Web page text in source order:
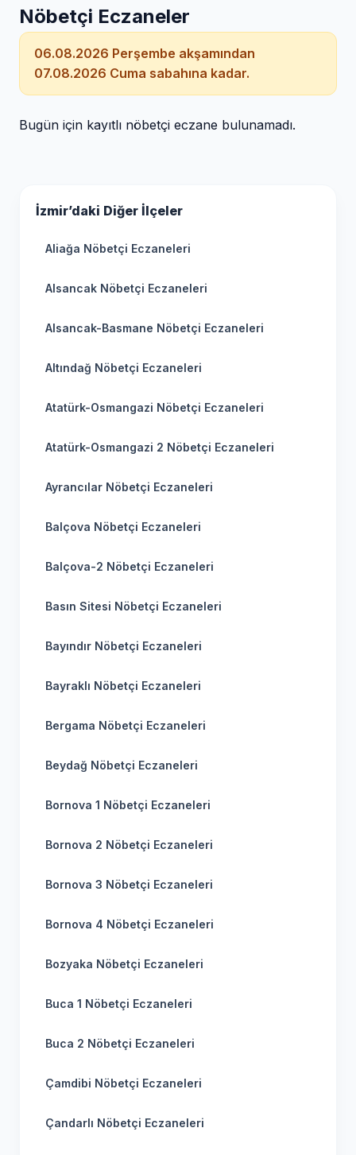
Nöbetçi Eczaneler
06.08.2026 Perşembe akşamından
07.08.2026 Cuma sabahına kadar.
Bugün için kayıtlı nöbetçi eczane bulunamadı.
İzmir’daki Diğer İlçeler
Aliağa Nöbetçi Eczaneleri
Alsancak Nöbetçi Eczaneleri
Alsancak-Basmane Nöbetçi Eczaneleri
Altındağ Nöbetçi Eczaneleri
Atatürk-Osmangazi Nöbetçi Eczaneleri
Atatürk-Osmangazi 2 Nöbetçi Eczaneleri
Ayrancılar Nöbetçi Eczaneleri
Balçova Nöbetçi Eczaneleri
Balçova-2 Nöbetçi Eczaneleri
Basın Sitesi Nöbetçi Eczaneleri
Bayındır Nöbetçi Eczaneleri
Bayraklı Nöbetçi Eczaneleri
Bergama Nöbetçi Eczaneleri
Beydağ Nöbetçi Eczaneleri
Bornova 1 Nöbetçi Eczaneleri
Bornova 2 Nöbetçi Eczaneleri
Bornova 3 Nöbetçi Eczaneleri
Bornova 4 Nöbetçi Eczaneleri
Bozyaka Nöbetçi Eczaneleri
Buca 1 Nöbetçi Eczaneleri
Buca 2 Nöbetçi Eczaneleri
Çamdibi Nöbetçi Eczaneleri
Çandarlı Nöbetçi Eczaneleri